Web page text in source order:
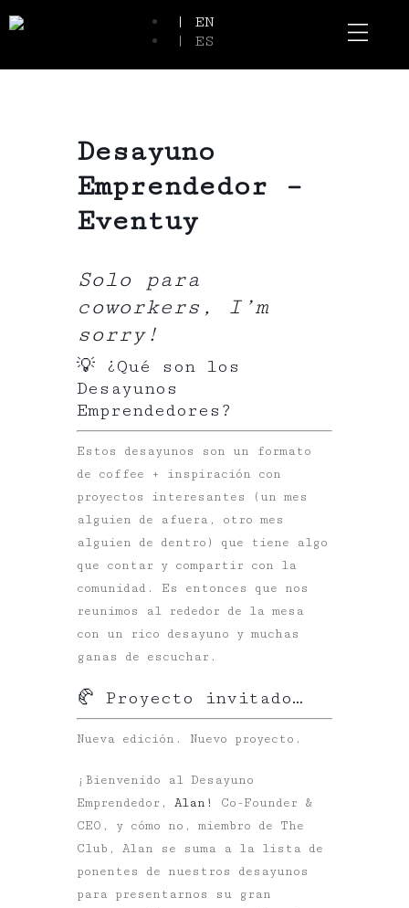
| EN
| ES
Desayuno
Emprendedor –
Eventuy
Solo para
coworkers, I’m
sorry!
💡 ¿Qué son los
Desayunos
Emprendedores?
Estos desayunos son un formato
de coffee + inspiración con
proyectos interesantes (un mes
alguien de afuera, otro mes
alguien de dentro) que tiene algo
que contar y compartir con la
comunidad. Es entonces que nos
reunimos al rededor de la mesa
con un rico desayuno y muchas
ganas de escuchar.
🥐 Proyecto invitado…
Nueva edición. Nuevo proyecto.
¡Bienvenido al Desayuno
Emprendedor, Alan!
Co-Founder &
CEO, y cómo no, miembro de The
Club, Alan se suma a la lista de
ponentes de nuestros desayunos
para presentarnos su gran